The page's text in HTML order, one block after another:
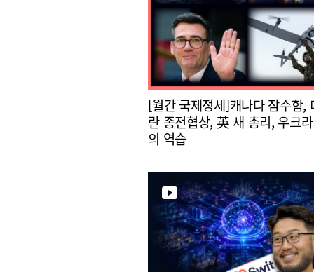
[월간 국제정세]캐나다 잠수함,
란 종전협상, 英 새 총리, 우크
의 역습